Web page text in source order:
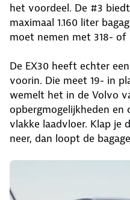
het voordeel. De #3
maximaal 1.160 liter
moet nemen met 318- of
De EX30 heeft echter
voorin. Die meet 19- in
wemelt het in de Volvo
opbergmogelijkheden en
vlakke laadvloer. Klap je
neer, dan loopt de